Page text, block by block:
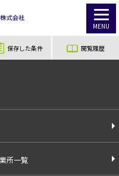
MENU
保存した条件 閲覧履歴
所一覧